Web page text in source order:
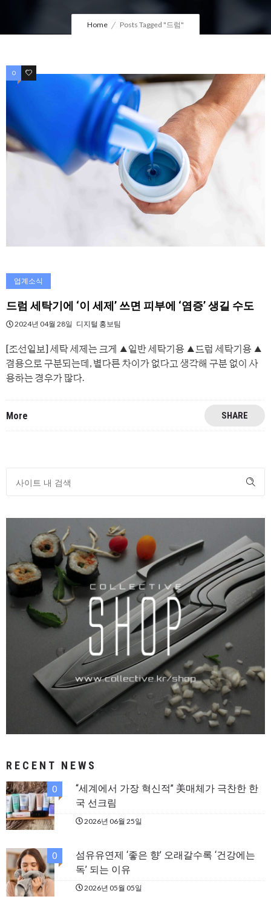
Home Posts Tagged "드럼"
0 0
업계소식
드럼 세탁기에 ‘이 세제’ 쓰면 피부에 ‘염증’ 생길 수도
2024년 04월 28일 디지털 홍보팀
[조선일보] 세탁 세제는 크게 ▲일반 세탁기용 ▲드럼 세탁기용 ▲
겸용으로 구분되는데, 별다른 차이가 없다고 생각해 구분 없이 사
용하는 경우가 많다.
More SHARE
RECENT NEWS
0
“세계에서 가장 혁신적” 美매체가 극찬한 한
국 선크림
2026년 06월 25일
0
섬유유연제 ‘좋은 향’ 오래갈수록 ‘건강에는
독’ 되는 이유
2026년 05월 05일